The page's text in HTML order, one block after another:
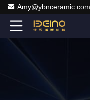
Amy@ybnceramic.com